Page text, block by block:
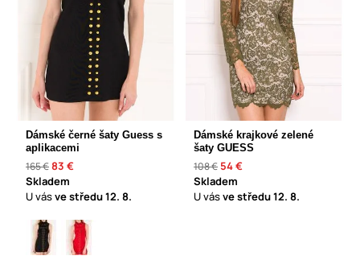
Dámské černé šaty Guess s
aplikacemi
165 €83 €
Skladem
U vásve středu12. 8.
Dámské krajkové zelené
šaty GUESS
108 € 54 €
Skladem
U vásve středu12. 8.